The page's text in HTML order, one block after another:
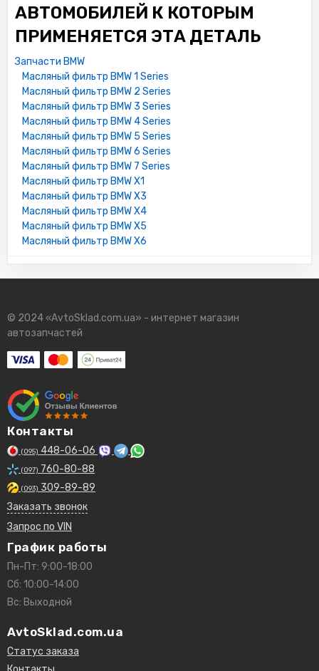
АВТОМОБИЛЕЙ К КОТОРЫМ
ПРИМЕНЯЕТСЯ ЭТА ДЕТАЛЬ
Запчасти BMW
Масляный фильтр BMW 1 Series
Масляный фильтр BMW 2 Series
Масляный фильтр BMW 3 Series
Масляный фильтр BMW 4 Series
Масляный фильтр BMW 5 Series
Масляный фильтр BMW 6 Series
Масляный фильтр BMW 7 Series
Масляный фильтр BMW X1
Масляный фильтр BMW X3
Масляный фильтр BMW X4
Масляный фильтр BMW X5
Масляный фильтр BMW X6
© 2024 «AvtoSklad.com.ua» - интернет магазин
автозапчастей
Контакты
(095) 448-06-06
(097) 760-80-88
(093) 309-89-89
Заказать звонок
Запрос по VIN
График работы
Пн-Пт: 9:00-18:00
Сб: 10:00-14:00
Вс: Выходной
AvtoSklad.com.ua
Статус заказа